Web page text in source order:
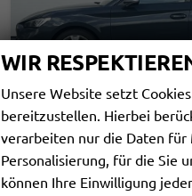
SEAT LEON
FR 1,5 TSI 85KW 10
unverbindliche Lieferzeit:3
WIR
Unsere Website setzt
bereitzustellen. Hierbei
verarbeiten nur die Daten für
Personalisierung, für die Sie
können Ihre Einwilligung